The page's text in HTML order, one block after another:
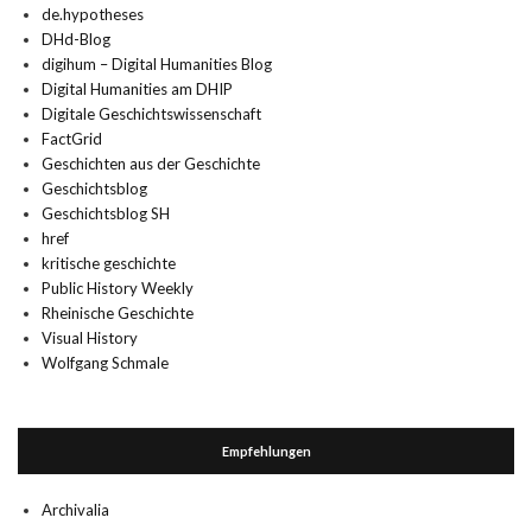
de.hypotheses
DHd-Blog
digihum – Digital Humanities Blog
Digital Humanities am DHIP
Digitale Geschichtswissenschaft
FactGrid
Geschichten aus der Geschichte
Geschichtsblog
Geschichtsblog SH
href
kritische geschichte
Public History Weekly
Rheinische Geschichte
Visual History
Wolfgang Schmale
Empfehlungen
Archivalia